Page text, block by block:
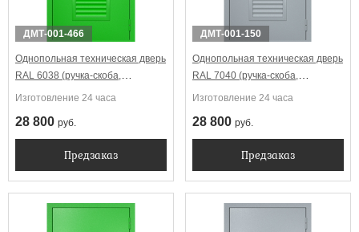
ДМТ-001-466
Однопольная техническая дверь
RAL 6038 (ручка-скоба,
вентиляция-жалюзи)
Изготовление 24 часа
28 800 руб.
Предзаказ
ДМТ-001-150
Однопольная техническая дверь
RAL 7040 (ручка-скоба,
вентиляция-жалюзи)
Изготовление 24 часа
28 800 руб.
Предзаказ